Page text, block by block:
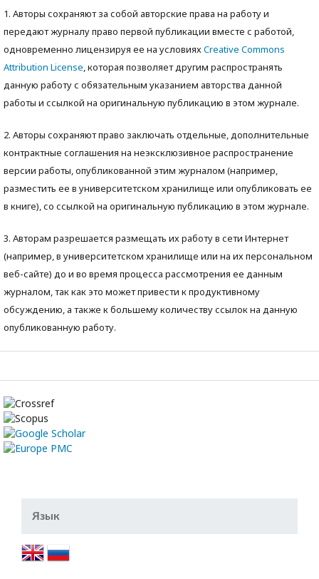
1. Авторы сохраняют за собой авторские права на работу и
передают журналу право первой публикации вместе с работой,
одновременно лицензируя ее на условияхCreative Commons
Attribution License, которая позволяет другим распространять
данную работу с обязательным указанием авторства данной
работы и ссылкой на оригинальную публикацию в этом журнале.
2. Авторы сохраняют право заключать отдельные, дополнительные
контрактные соглашения на неэксклюзивное распространение
версии работы, опубликованной этим журналом (например,
разместить ее в университетском хранилище или опубликовать ее
в книге), со ссылкой на оригинальную публикацию в этом журнале.
3. Авторам разрешается размещать их работу в сети Интернет
(например, в университетском хранилище или на их персональном
веб-сайте) до и во время процесса рассмотрения ее данным
журналом, так как это может привести к продуктивному
обсуждению, а также к большему количеству ссылок на данную
опубликованную работу.
Язык